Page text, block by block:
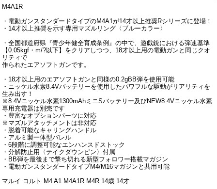
M4A1R
・電動ガンスタンダードタイプのM4A1が14才以上推奨Rシリーズに登場！
・14才以上推奨を示す専用マズルリング〈ブルーカラー〉
・全国都道府県『青少年健全育成条例』の中で、遊戯銃における弾速基準
【0.05kgf・m/?以下】をクリアしつつ、18才以上用の電動ガンと同じクオ
リティで
作られたエアソフトガンです。
・18才以上用のエアソフトガンと同様の0.2gBB弾を使用可能
・ニッケル水素8.4Vバッテリーを使用したパワフルな駆動がリアリティを
生み出す！
※8.4Vニッケル水素1300mAhミニSバッテリー及びNEW8.4Vニッケル水素
専用充電器は別売です
・豊富なオプションパーツに対応
※マズルアタッチメントは非対応
・脱着可能なキャリングハンドル
・アルミ製一体型バレル
・6段階に調整可能なエンハンスドストック
・分解防止用〈テイクダウンピン〉付属
・BB弾を最後まで撃ち切れる新型フォロワー搭載マガジン
・電動ガンスタンダードタイプM4/M16マガジンと共用可能
マルイ コルト M4 A1 M4A1R M4R 14歳 14才